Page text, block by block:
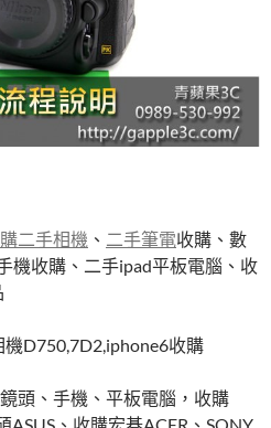
二手相機 、 二手筆電收購、數
機收購、二手ipad平板電腦、收
機D750,7D2,iphone6收購
頭、手機、平板電腦，收購